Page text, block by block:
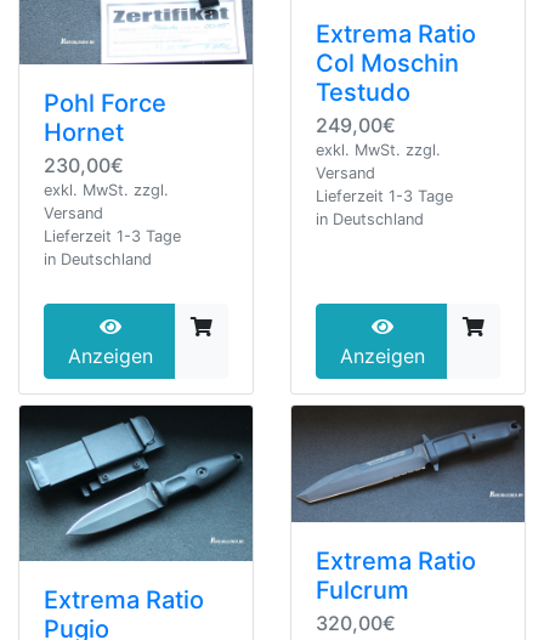
Pohl Force
Hornet
230,00€
exkl. MwSt. zzgl.
Versand
Lieferzeit 1-3 Tage
in Deutschland
Anzeigen
Extrema Ratio
Col Moschin
Testudo
249,00€
exkl. MwSt. zzgl.
Versand
Lieferzeit 1-3 Tage
in Deutschland
Anzeigen
Extrema Ratio
Pugio
Extrema Ratio
Fulcrum
320,00€